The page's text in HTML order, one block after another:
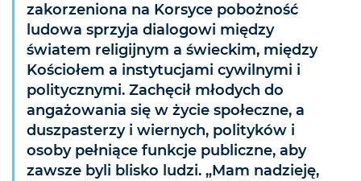
zakorzeniona na Korsyce pobożność
ludowa sprzyja dialogowi między
światem religijnym a świeckim, między
Kościołem a instytucjami cywilnymi i
politycznymi. Zachęcił młodych do
angażowania się w życie społeczne, a
duszpasterzy i wiernych, polityków i
osoby pełniące funkcje publiczne, aby
zawsze byli blisko ludzi. „Mam nadzieję,